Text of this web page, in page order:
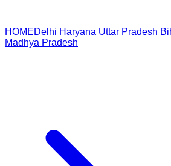
HOMEDelhi Haryana Uttar Pradesh
Madhya Pradesh